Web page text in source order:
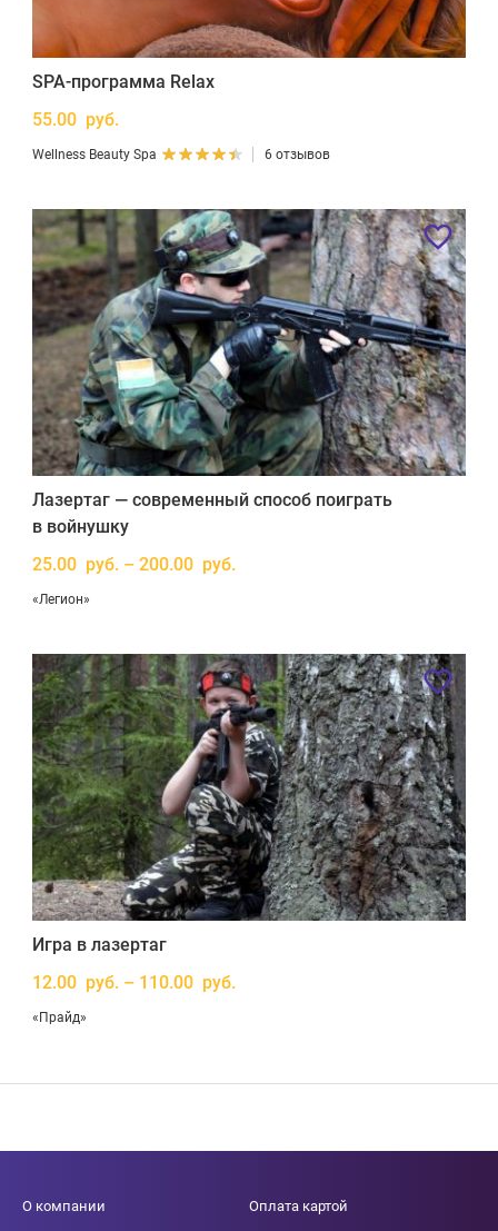
SPA-программа Relax
55.00 руб.
Wellness Beauty Spa 6 отзывов
Лазертаг — современный способ поиграть
в войнушку
25.00 руб. – 200.00 руб.
«Легион»
Игра в лазертаг
12.00 руб. – 110.00 руб.
«Прайд»
О компании Оплата картой